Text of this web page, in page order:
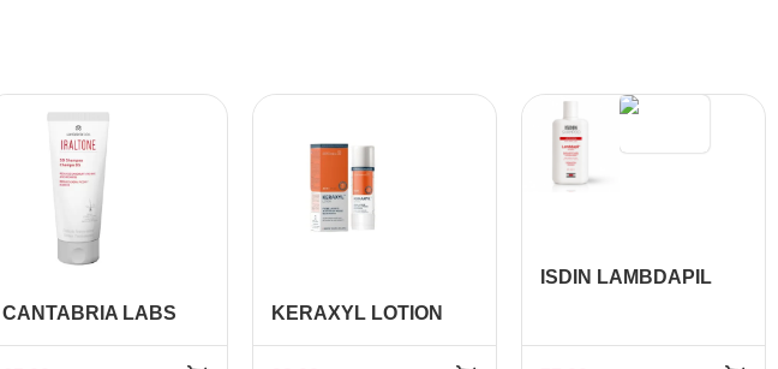
CANTABRIA LABS
KERAXYL LOTION
ISDIN LAMBDAPIL